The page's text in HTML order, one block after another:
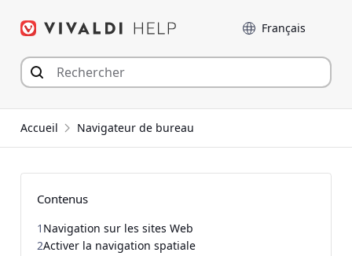
Langue
Accueil Navigateur de bureau
Contenus
1 Navigation sur les sites Web
2Activer la navigation spatiale